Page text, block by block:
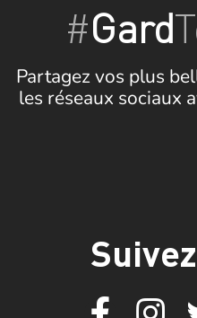
#Gard
Partagez vos plus
les réseaux sociaux